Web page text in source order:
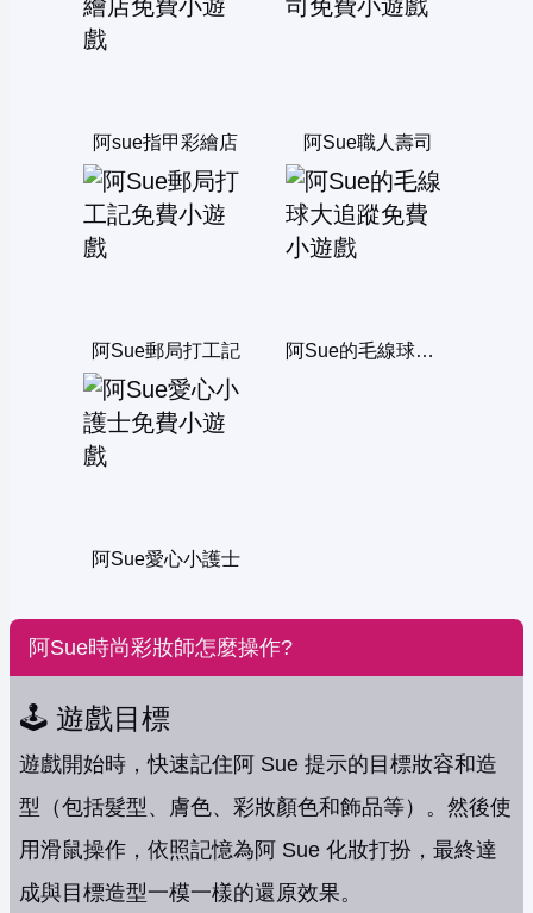
阿sue指甲彩繪店 阿Sue職人壽司
阿Sue郵局打工記 阿Sue的毛線球大追蹤
阿Sue愛心小護士
阿Sue時尚彩妝師怎麼操作?
🕹️ 遊戲目標
遊戲開始時，快速記住阿 Sue 提示的目標妝容和造
型（包括髮型、膚色、彩妝顏色和飾品等）。然後使
用滑鼠操作，依照記憶為阿 Sue 化妝打扮，最終達
成與目標造型一模一樣的還原效果。